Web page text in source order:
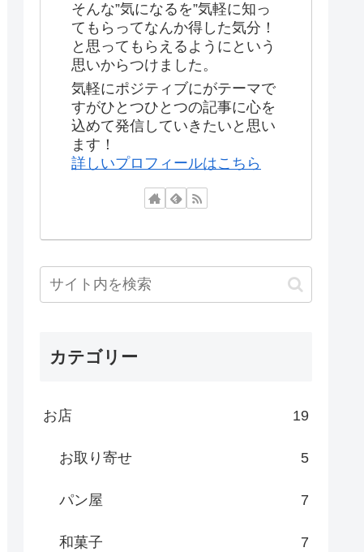
そんな”気になるを”気軽に知っ
てもらってなんか得した気分！
と思ってもらえるようにという
思いからつけました。
気軽にポジティブにがテーマで
すがひとつひとつの記事に心を
込めて発信していきたいと思い
ます！
詳しいプロフィールはこちら
カテゴリー
お店 19
お取り寄せ 5
パン屋 7
和菓子 7